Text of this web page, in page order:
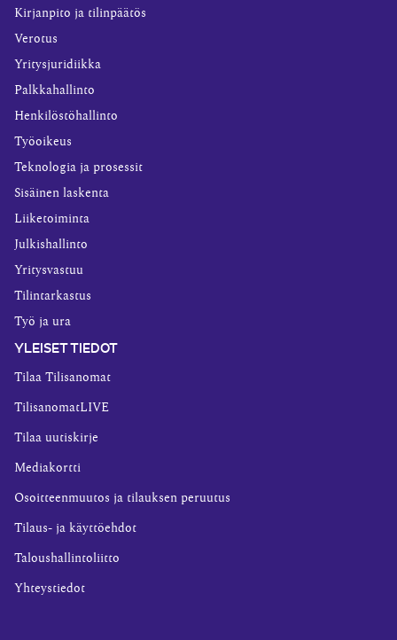
Kirjanpito ja tilinpäätös
Verotus
Yritysjuridiikka
Palkkahallinto
Henkilöstöhallinto
Työoikeus
Teknologia ja prosessit
Sisäinen laskenta
Liiketoiminta
Julkishallinto
Yritysvastuu
Tilintarkastus
Työ ja ura
YLEISET TIEDOT
Tilaa Tilisanomat
TilisanomatLIVE
Tilaa uutiskirje
Mediakortti
Osoitteenmuutos ja tilauksen peruutus
Tilaus- ja käyttöehdot
Taloushallintoliitto
Yhteystiedot